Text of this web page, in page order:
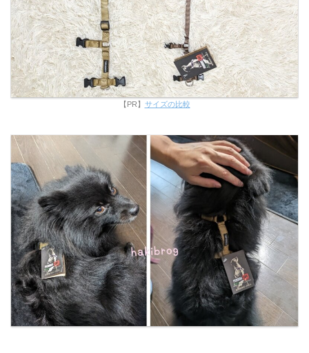
【PR】 サイズの比較